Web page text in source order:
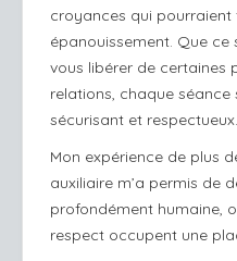
croyances qui pourraient
épanouissement. Que
vous libérer de certaines
relations, chaque
sécurisant et respectueux.
Mon expérience de plus
auxiliaire m’a permis de
profondément humaine,
respect occupent une